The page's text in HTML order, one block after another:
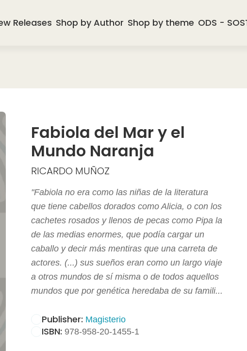
Releases Shop by Author Shop by theme ODS -
Fabiola del Mar y el
Mundo Naranja
RICARDO MUÑOZ
"Fabiola no era como las niñas de la literatura
que tiene cabellos dorados como Alicia, o con los
cachetes rosados y llenos de pecas como Pipa la
de las medias enormes, que podía cargar un
caballo y decir más mentiras que una carreta de
actores. (...) sus sueños eran como un largo viaje
a otros mundos de sí misma o de todos aquellos
mundos que por genética heredaba de su famili...
Publisher: Magisterio
ISBN: 978-958-20-1455-1